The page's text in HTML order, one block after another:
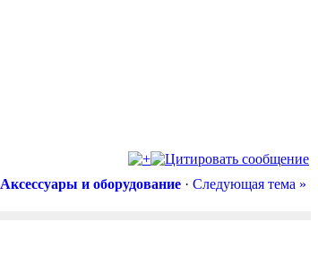
Аксессуары и оборудование · Следующая тема »